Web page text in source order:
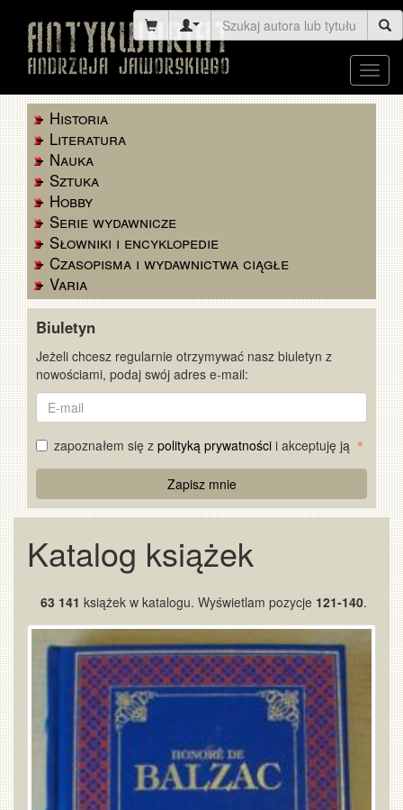
Historia
Literatura
Nauka
Sztuka
Hobby
Serie wydawnicze
Słowniki i encyklopedie
Czasopisma i wydawnictwa ciągłe
Varia
Biuletyn
Jeżeli chcesz regularnie otrzymywać nasz biuletyn z
nowościami, podaj swój adres e-mail:
E-
mail
zapoznałem się z polityką prywatności i akceptuję ją
Captcha
Zapisz mnie
Katalog książek
63 141 książek w katalogu. Wyświetlam pozycje 121-140.